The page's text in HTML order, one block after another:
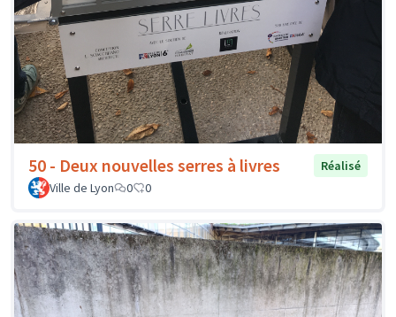
50 - Deux nouvelles serres à livres
Réalisé
Ville de Lyon
0 0